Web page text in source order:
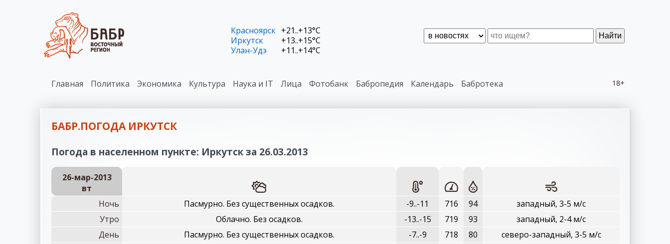
Найти
Красноярск +21..+13°C
Иркутск
+13..+15°C
Улан-Удэ
+11..+14°C
18+
Главная Политика Экономика Культура Наука и IT Лица Фотобанк Бабропедия Календарь Бабротека
БАБР.ПОГОДА ИРКУТСК
Погода в населенном пункте: Иркутск за 26.03.2013
26-мар-2013
вт
Ночь
Пасмурно. Без существенных осадков. -9..-11 716 94
западный, 3-5 м/с
Утро
Облачно. Без осадков. -13..-15 719 93
западный, 2-4 м/с
День
Пасмурно. Без существенных осадков. -7..-9 718 80
северо-западный, 3-5 м/с